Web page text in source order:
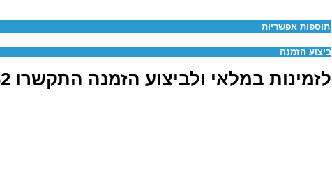
תוספות אפשריות
ביצוע הזמנה
לזמינות במלאי ולביצוע הזמנה התקשרו 03-6880062